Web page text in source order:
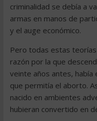
criminalidad se debía a
armas en manos de
y el auge económico.
Pero todas estas
razón por la que
veinte años antes, había
que permitía el aborto.
nacido en ambientes
hubieran convertido en